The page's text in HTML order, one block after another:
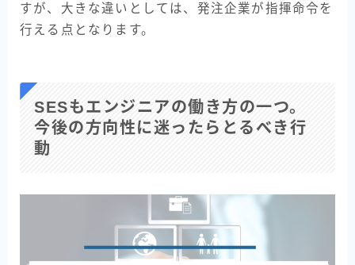
すが、大きな違いとしては、発注企業が指揮命令を
行える点となります。
SESもエンジニアの働き方の一つ。
今後の方向性に迷ったらとるべき行
動